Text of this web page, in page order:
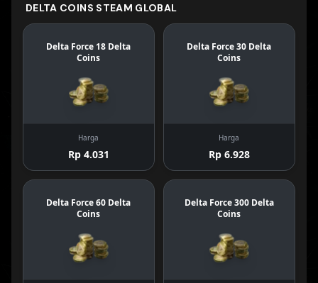
DELTA COINS STEAM GLOBAL
Delta Force 18 Delta
Coins
Harga
Rp 4.031
Delta Force 30 Delta
Coins
Harga
Rp 6.928
Delta Force 60 Delta
Coins
Delta Force 300 Delta
Coins